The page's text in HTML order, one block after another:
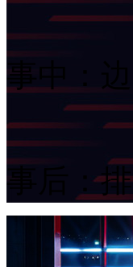
事中：
事后